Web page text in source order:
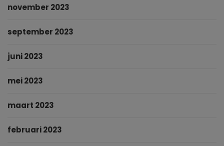
november 2023
september 2023
juni 2023
mei 2023
maart 2023
februari 2023